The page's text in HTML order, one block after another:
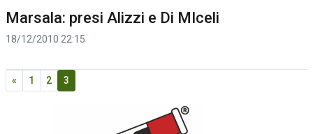
Marsala: presi Alizzi e Di MIceli
18/12/2010 22:15
« 1 2 3